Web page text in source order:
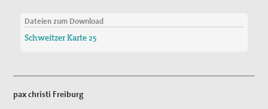
Bedeutung als Vordenker und Vorkämpfer für Frieden
und Ökumene
2017_Ohne tiefstes Christentum ist Krieg
2015_Tagung: Der Krieg, die Kirchen und die Pazifisten
Dateien zum Download
Schweitzer Karte 25
pax christi Freiburg